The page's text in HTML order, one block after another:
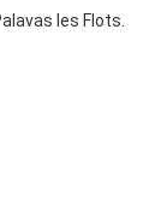
les Flots.